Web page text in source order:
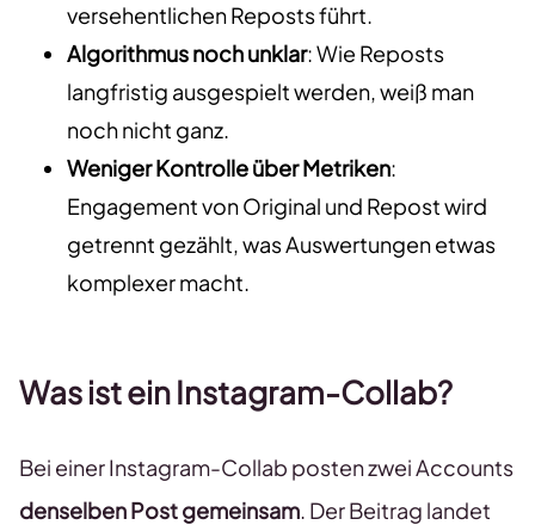
versehentlichen Reposts führt.
Algorithmus noch unklar: Wie Reposts
langfristig ausgespielt werden, weiß man
noch nicht ganz.
Weniger Kontrolle über Metriken:
Engagement von Original und Repost wird
getrennt gezählt, was Auswertungen etwas
komplexer macht.
Was ist ein Instagram-Collab?
Bei einer Instagram-Collab posten zwei Accounts
denselben Post gemeinsam. Der Beitrag landet